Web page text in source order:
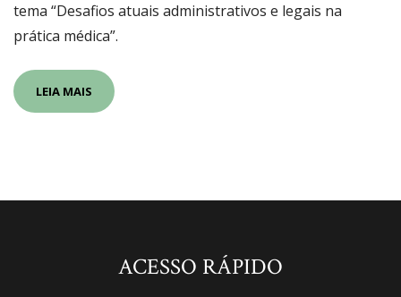
tema “Desafios atuais administrativos e legais na
prática médica”.
LEIA MAIS
ACESSO RÁPIDO